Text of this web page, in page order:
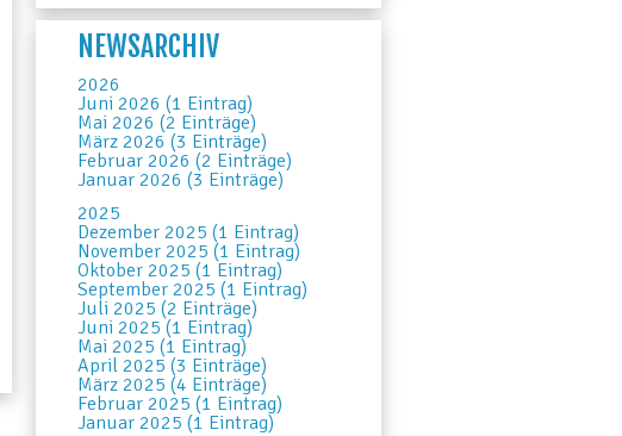
NEWSARCHIV
2026
Juni 2026 (1 Eintrag)
Mai 2026 (2 Einträge)
März 2026 (3 Einträge)
Februar 2026 (2 Einträge)
Januar 2026 (3 Einträge)
2025
Dezember 2025 (1 Eintrag)
November 2025 (1 Eintrag)
Oktober 2025 (1 Eintrag)
September 2025 (1 Eintrag)
Juli 2025 (2 Einträge)
Juni 2025 (1 Eintrag)
Mai 2025 (1 Eintrag)
April 2025 (3 Einträge)
März 2025 (4 Einträge)
Februar 2025 (1 Eintrag)
Januar 2025 (1 Eintrag)